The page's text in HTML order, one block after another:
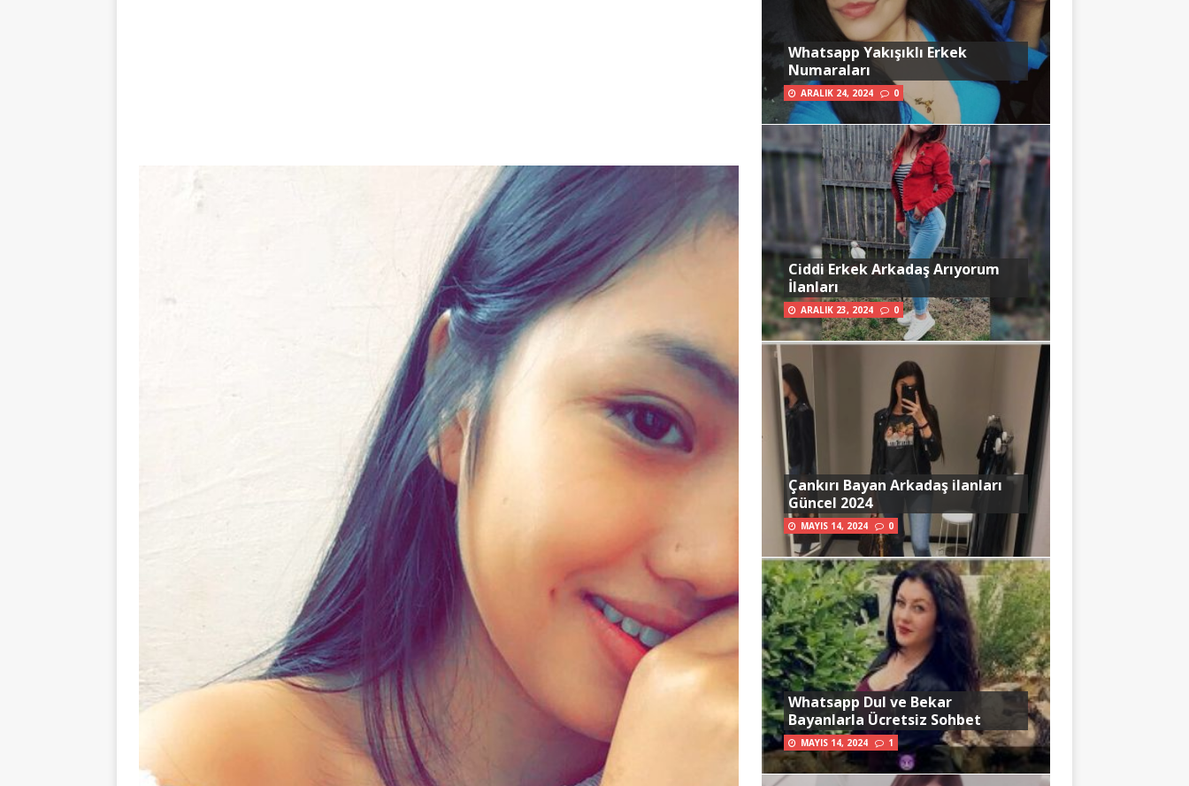
Whatsapp Yakışıklı Erkek
Numaraları
ARALIK 24, 2024 0
Ciddi Erkek Arkadaş Arıyorum
İlanları
ARALIK 23, 2024 0
Çankırı Bayan Arkadaş ilanları
Güncel 2024
MAYIS 14, 2024 0
Whatsapp Dul ve Bekar
Bayanlarla Ücretsiz Sohbet
MAYIS 14, 2024 1